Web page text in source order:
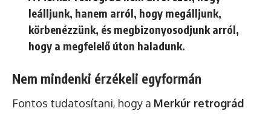
leálljunk, hanem arról, hogy megálljunk,
körbenézzünk, és megbizonyosodjunk arról,
hogy a megfelelő úton haladunk.
Nem mindenki érzékeli egyformán
Fontos tudatosítani, hogy a Merkúr retrográd